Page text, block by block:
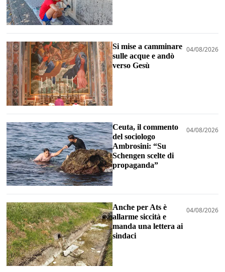
Si mise a camminare
sulle acque e andò
verso Gesù
04/08/2026
Ceuta, il commento
del sociologo
Ambrosini: “Su
Schengen scelte di
propaganda”
04/08/2026
Anche per Ats è
allarme siccità e
manda una lettera ai
sindaci
04/08/2026